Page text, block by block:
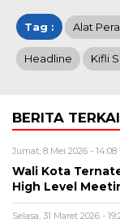
Tag : Alat
Headline Kifli
BERITA
Jumat, 8 Mei 2026 - 14:08
Wali Kota
High Level
Selasa, 31 Maret 2026 -